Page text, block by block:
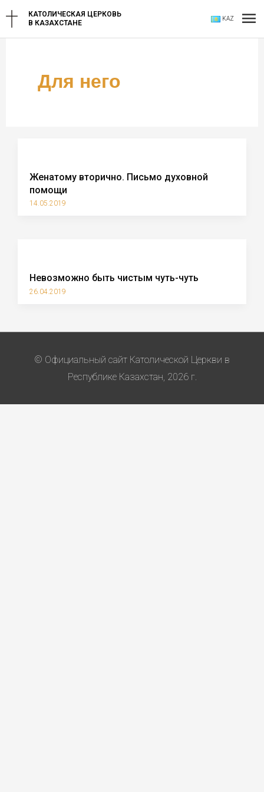
Перейти
содержимому
КАТОЛИЧЕСКАЯ ЦЕРКОВЬ
В КАЗАХСТАНЕ
KAZ
Для него
Женатому вторично. Письмо духовной
помощи
14.05.2019
Невозможно быть чистым чуть-чуть
26.04.2019
© Официальный сайт Католической Церкви в
Республике Казахстан, 2026 г.